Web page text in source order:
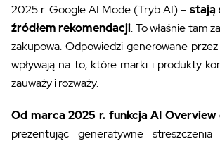
2025 r. Google AI Mode (Tryb AI) – stają
źródłem rekomendacji. To właśnie tam
zakupowa. Odpowiedzi generowane
wpływają na to, które marki i produkty
zauważy i rozważy.
Od marca 2025 r. funkcja AI Overview
prezentując generatywne